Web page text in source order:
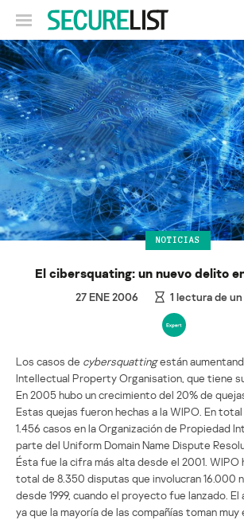
NOTICIAS
El cibersquating: un nuevo delito
27 ENE 2006 1 lectura de
Los casos de cybersquattingestán
Intellectual Property Organisation, que tiene
En 2005 hubo un crecimiento del 20% de
Estas quejas fueron hechas a la WIPO. En
1.456 casos en la Organización de Propiedad
parte del Uniform Domain Name Dispute
Ésta fue la cifra más alta desde el 2001. WIPO
total de 8.350 disputas que involucran 16.000
desde 1999, cuando el proyecto fue lanzado. El
ya que la mayoría de las compañías toman